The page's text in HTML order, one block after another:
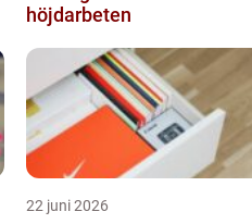
höjdarbeten
22 juni 2026